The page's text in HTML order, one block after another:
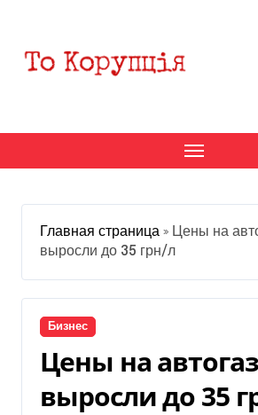
содержанию
Главная страница » Цены на
выросли до 35 грн/л
Бизнес
Цены на
выросли до 35